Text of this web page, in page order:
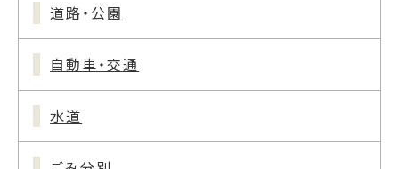
道路・公園
自動車・交通
水道